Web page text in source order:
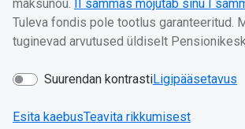
maksunõu. II sammas mõjutab sinu I
Tuleva fondis pole tootlus garanteeritud.
tuginevad arvutused üldiselt
Suurendan kontrastiLigipääsetavus
Esita kaebusTeavita rikkumisest